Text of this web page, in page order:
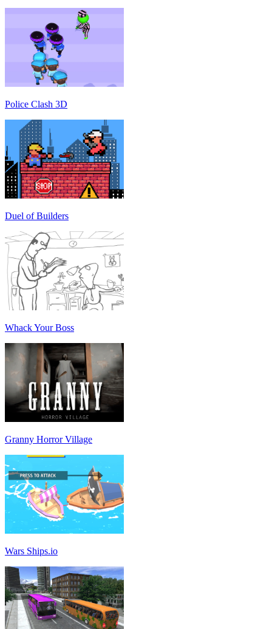
Police Clash 3D
Duel of Builders
Whack Your Boss
Granny Horror Village
Wars Ships.io